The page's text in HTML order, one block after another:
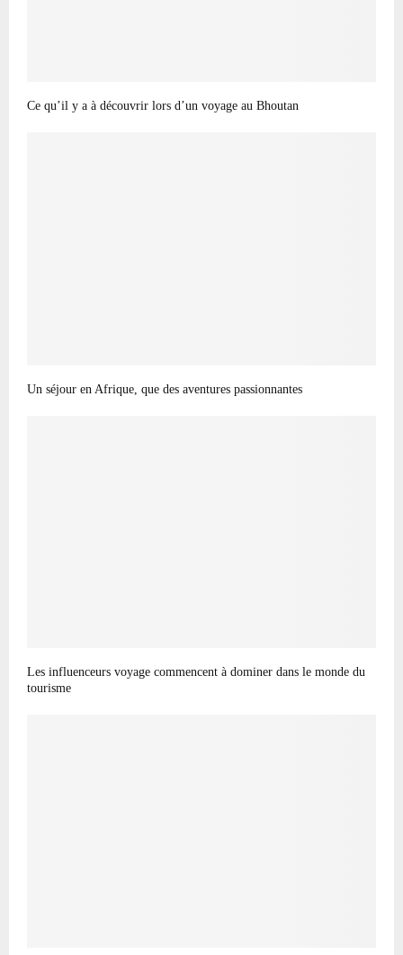
Ce qu’il y a à découvrir lors d’un voyage au Bhoutan
Un séjour en Afrique, que des aventures passionnantes
Les influenceurs voyage commencent à dominer dans le monde du
tourisme